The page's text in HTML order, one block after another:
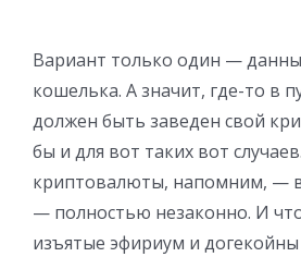
Вариант только один —
кошелька. А значит, где-то в
должен быть заведен свой
бы и для вот таких вот
криптовалюты, напомним, —
— полностью незаконно. И
изъятые эфириум и